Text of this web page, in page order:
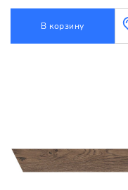
В корзину